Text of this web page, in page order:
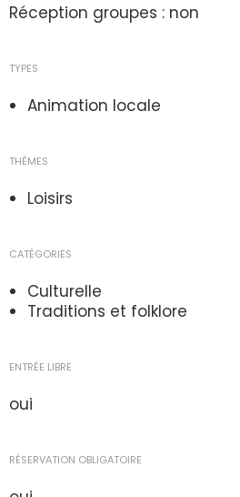
Réception groupes : non
TYPES
Animation locale
THÈMES
Loisirs
CATÉGORIES
Culturelle
Traditions et folklore
ENTRÉE LIBRE
oui
RÉSERVATION OBLIGATOIRE